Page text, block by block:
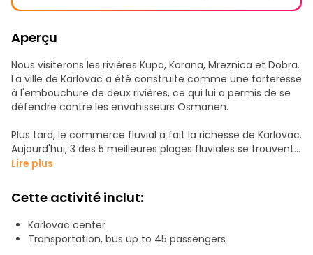
Aperçu
Nous visiterons les rivières Kupa, Korana, Mreznica et Dobra.
La ville de Karlovac a été construite comme une forteresse
à l'embouchure de deux rivières, ce qui lui a permis de se
défendre contre les envahisseurs Osmanen.
Plus tard, le commerce fluvial a fait la richesse de Karlovac.
Aujourd'hui, 3 des 5 meilleures plages fluviales se trouvent
dans la région de Karlovac. Je vous montrerai les
j'expliquerai aussi leur côté sombre et les fréquentes
inondations. Nous les respectons et les aimons.
Venez les visiter, apprenez à les connaître et choisissez
votre plage préférée.
Lire plus
Cette activité inclut:
Karlovac center
Transportation, bus up to 45 passengers